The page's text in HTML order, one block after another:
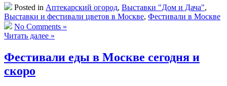
Posted in Аптекарский огород, Выставки "Дом и Дача",
Выставки и фестивали цветов в Москве, Фестивали в Москве
No Comments »
Читать далее »
Фестивали еды в Москве сегодня и
скоро